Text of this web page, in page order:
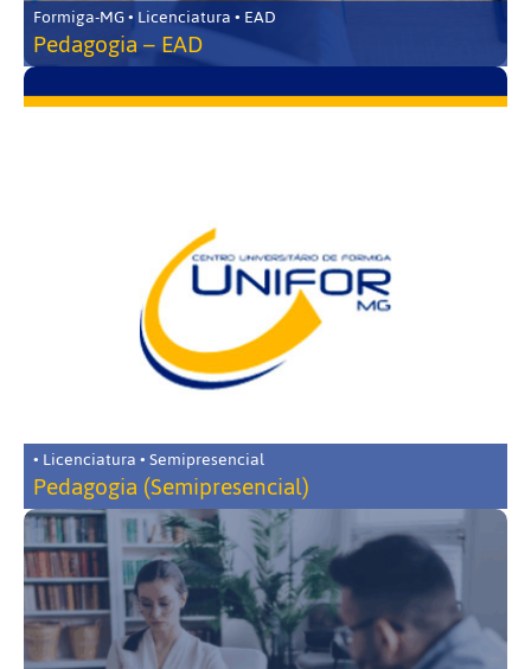
Formiga-MG • Licenciatura • EAD
Pedagogia – EAD
• Licenciatura • Semipresencial
Pedagogia (Semipresencial)